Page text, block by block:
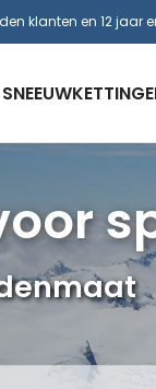
klanten en 12 jaar